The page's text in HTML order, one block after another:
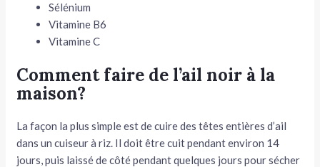
Sélénium
Vitamine B6
Vitamine C
Comment faire de l’ail noir à la
maison?
La façon la plus simple est de cuire des têtes entières d’ail
dans un cuiseur à riz. Il doit être cuit pendant environ 14
jours, puis laissé de côté pendant quelques jours pour sécher